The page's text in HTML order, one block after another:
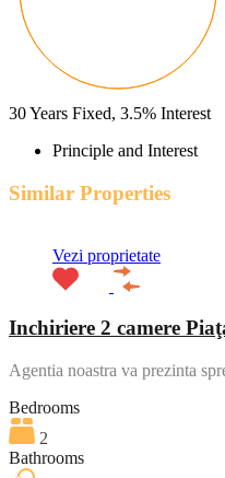
30Years Fixed, 3.5% Interest
Principle and Interest
Similar Properties
Vezi proprietate
Inchiriere 2 camere
Agentia noastra va prezinta
Bedrooms
2
Bathrooms